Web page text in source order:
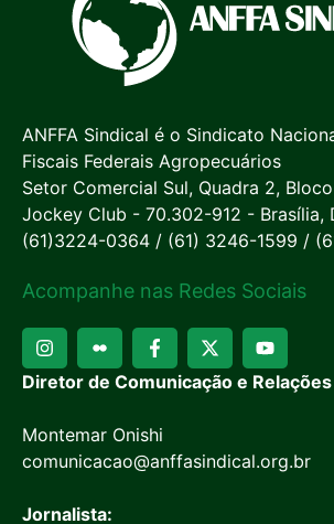
ANFFA Sindical é o Sindicato
Fiscais Federais Agropecuários
Setor Comercial Sul, Quadra 2,
Jockey Club - 70.302-912 - Brasília,
(61)3224-0364 / (61) 3246-1599 /
Acompanhe nas Redes Sociais
Diretor de Comunicação e
Montemar Onishi
comunicacao@anffasindical.org.br
Jornalista: